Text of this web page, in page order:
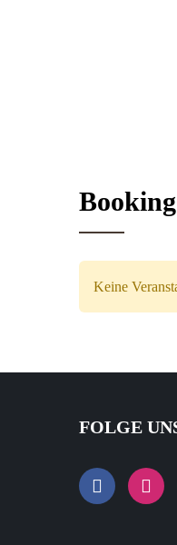
Booking
Keine
FOLGE